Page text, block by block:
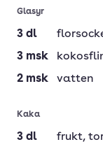
Glasyr
3 dl
3 msk
2 msk vatten
Kaka
3 dl frukt,